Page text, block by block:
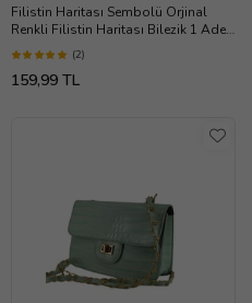
Filistin Haritası Sembolü Orjinal
Renkli Filistin Haritası Bilezik 1 Adet
A300009
(2)
159,99 TL